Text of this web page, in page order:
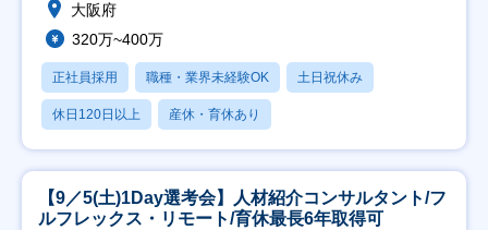
大阪府
320万~400万
正社員採用 職種・業界未経験OK 土日祝休み
休日120日以上 産休・育休あり
【9／5(土)1Day選考会】人材紹介コンサルタント/フ
ルフレックス・リモート/育休最長6年取得可